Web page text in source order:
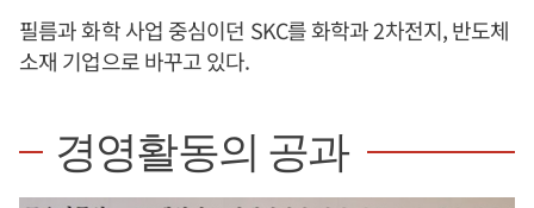
필름과 화학 사업 중심이던 SKC를 화학과 2차전지, 반도체
소재 기업으로 바꾸고 있다.
경영활동의 공과